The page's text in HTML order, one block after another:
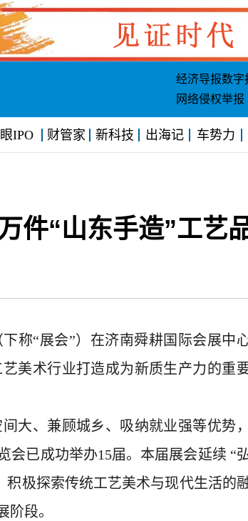
经济导报数字
网络侵权举报
IPO 财管家 新科技 出海记 车势力
件“山东手造”工艺
称“展会”）在济南舜耕国际会展中
美术行业打造成为新质生产力的重
大、兼顾城乡、吸纳就业强等优势
会已成功举办15届。本届展会延续 “
极探索传统工艺美术与现代生活的
阶段。